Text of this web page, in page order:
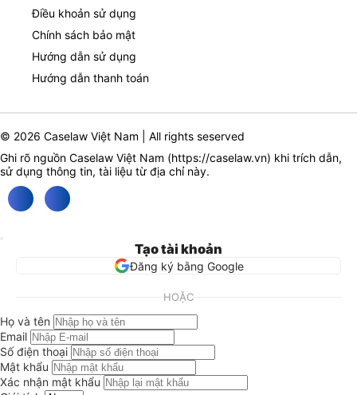
Điều khoản sử dụng
Chính sách bảo mật
Hướng dẫn sử dụng
Hướng dẫn thanh toán
© 2026 Caselaw Việt Nam | All rights seserved
Ghi rõ nguồn Caselaw Việt Nam (https://caselaw.vn) khi trích dẫn,
sử dụng thông tin, tài liệu từ địa chỉ này.
Tạo tài khoản
Đăng ký bằng Google
HOẶC
Họ và tên
Email
Số điện thoại
Mật khẩu
Xác nhận mật khẩu